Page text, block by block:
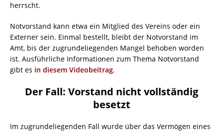
herrscht.
Notvorstand kann etwa ein Mitglied des Vereins oder ein
Externer sein. Einmal bestellt, bleibt der Notvorstand im
Amt, bis der zugrundeliegenden Mangel behoben worden
ist. Ausführliche Informationen zum Thema Notvorstand
gibt es in diesem Videobeitrag.
Der Fall: Vorstand nicht vollständig
besetzt
Im zugrundeliegenden Fall wurde über das Vermögen eines